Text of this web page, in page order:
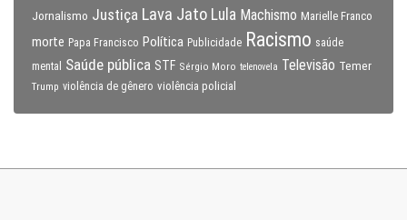
Jornalismo Justiça Lava Jato Lula Machismo Marielle Franco
morte Papa Francisco Política Publicidade Racismo saúde
mental
Saúde pública STF Sérgio Moro telenovela Televisão Temer
Trump violência de gênero violência policial